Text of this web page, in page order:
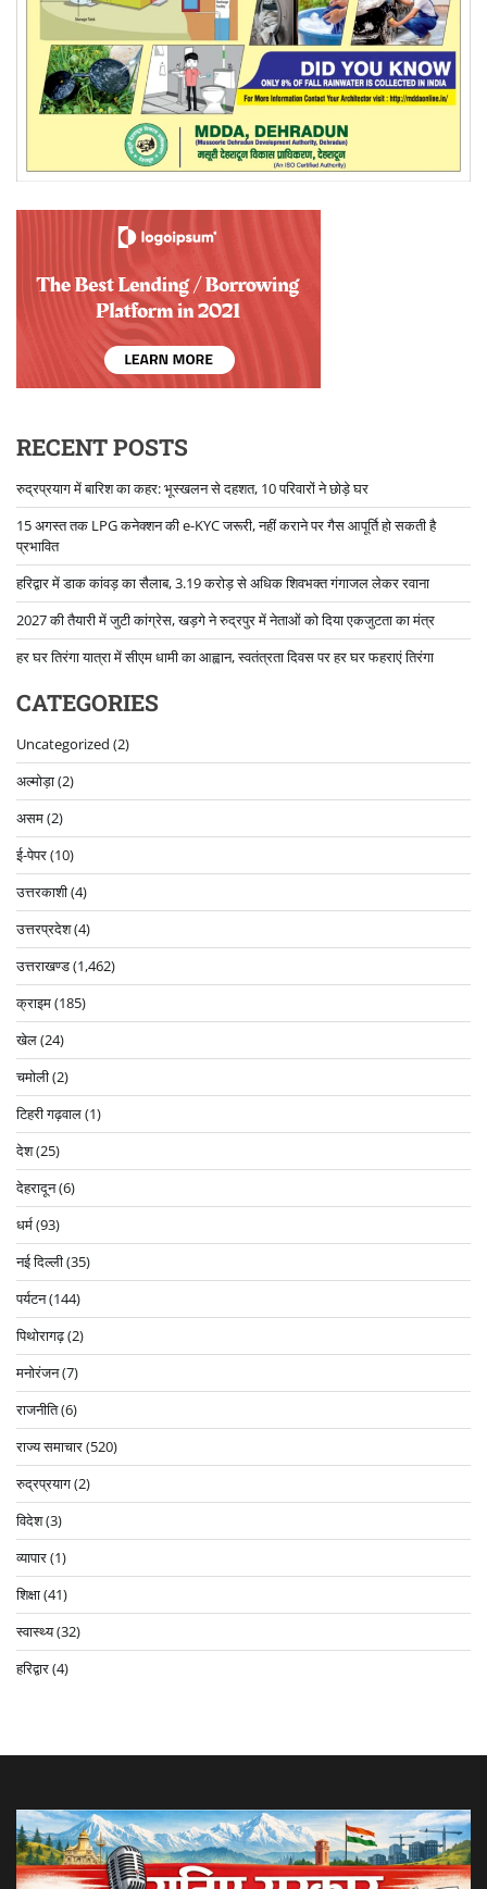
RECENT POSTS
रुद्रप्रयाग में बारिश का कहर: भूस्खलन से दहशत, 10 परिवारों ने छोड़े घर
15 अगस्त तक LPG कनेक्शन की e-KYC जरूरी, नहीं कराने पर गैस आपूर्ति हो सकती है
प्रभावित
हरिद्वार में डाक कांवड़ का सैलाब, 3.19 करोड़ से अधिक शिवभक्त गंगाजल लेकर रवाना
2027 की तैयारी में जुटी कांग्रेस, खड़गे ने रुद्रपुर में नेताओं को दिया एकजुटता का मंत्र
हर घर तिरंगा यात्रा में सीएम धामी का आह्वान, स्वतंत्रता दिवस पर हर घर फहराएं तिरंगा
CATEGORIES
Uncategorized (2)
अल्मोड़ा(2)
असम(2)
ई-पेपर(10)
उत्तरकाशी(4)
उत्तरप्रदेश(4)
उत्तराखण्ड(1,462)
क्राइम(185)
खेल(24)
चमोली(2)
टिहरी गढ़वाल(1)
देश(25)
देहरादून(6)
धर्म(93)
नई दिल्ली(35)
पर्यटन(144)
पिथोरागढ़(2)
मनोरंजन(7)
राजनीति(6)
राज्य समाचार(520)
रुद्रप्रयाग(2)
विदेश(3)
व्यापार(1)
शिक्षा(41)
स्वास्थ्य(32)
हरिद्वार(4)